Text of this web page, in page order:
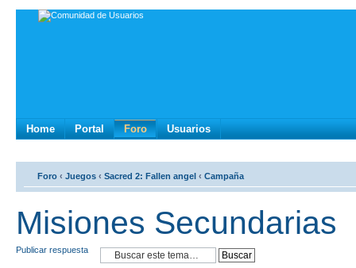
Home Portal Foro Usuarios
Foro ‹ Juegos ‹ Sacred 2: Fallen angel ‹ Campaña
Misiones Secundarias
Publicar respuesta